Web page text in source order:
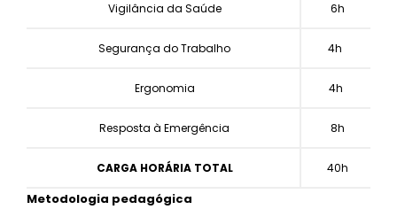
Vigilância da Saúde 6h
Segurança do Trabalho 4h
Ergonomia 4h
Resposta à Emergência 8h
CARGA HORÁRIA TOTAL 40h
Metodologia pedagógica